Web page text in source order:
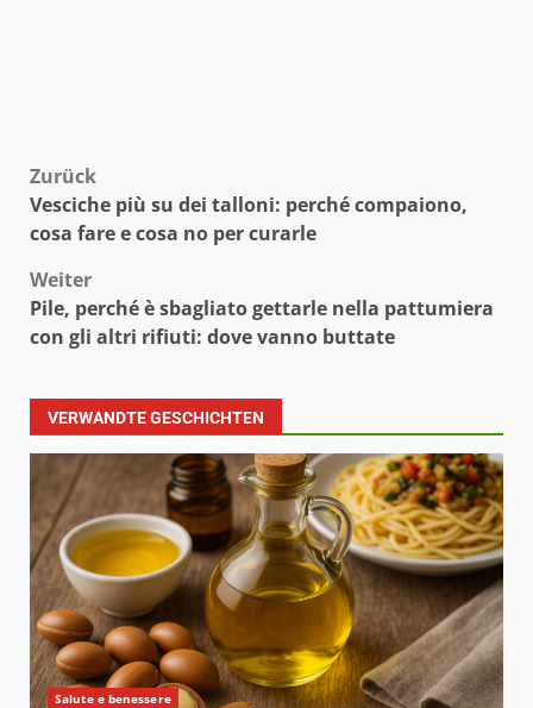
Beitragsnavigation
Zurück
Vesciche più su dei talloni: perché compaiono,
cosa fare e cosa no per curarle
Weiter
Pile, perché è sbagliato gettarle nella pattumiera
con gli altri rifiuti: dove vanno buttate
VERWANDTE GESCHICHTEN
Salute e benessere